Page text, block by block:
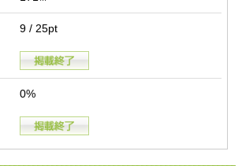
9 / 25pt
0%